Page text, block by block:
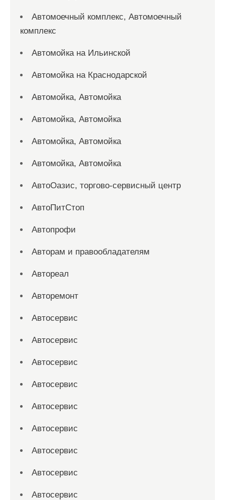
Автомоечный комплекс, Автомоечный
комплекс
Автомойка на Ильинской
Автомойка на Краснодарской
Автомойка, Автомойка
Автомойка, Автомойка
Автомойка, Автомойка
Автомойка, Автомойка
АвтоОазис, торгово-сервисный центр
АвтоПитСтоп
Автопрофи
Авторам и правообладателям
Автореал
Авторемонт
Автосервис
Автосервис
Автосервис
Автосервис
Автосервис
Автосервис
Автосервис
Автосервис
Автосервис